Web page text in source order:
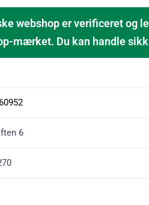
webshop er verificeret og
mærket. Du kan handle
6